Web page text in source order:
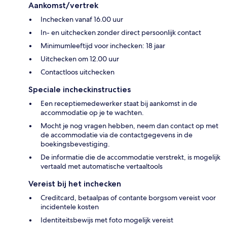
Aankomst/vertrek
Inchecken vanaf 16.00 uur
In- en uitchecken zonder direct persoonlijk contact
Minimumleeftijd voor inchecken: 18 jaar
Uitchecken om 12.00 uur
Contactloos uitchecken
Speciale incheckinstructies
Een receptiemedewerker staat bij aankomst in de
accommodatie op je te wachten.
Mocht je nog vragen hebben, neem dan contact op met
de accommodatie via de contactgegevens in de
boekingsbevestiging.
De informatie die de accommodatie verstrekt, is mogelijk
vertaald met automatische vertaaltools
Vereist bij het inchecken
Creditcard, betaalpas of contante borgsom vereist voor
incidentele kosten
Identiteitsbewijs met foto mogelijk vereist